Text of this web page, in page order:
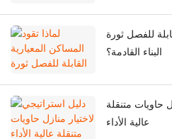
للفصل ثورة
البناء القادمة؟
حاويات متنقلة
عالية الأداء